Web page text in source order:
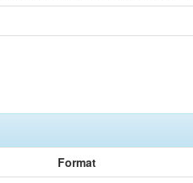
Format